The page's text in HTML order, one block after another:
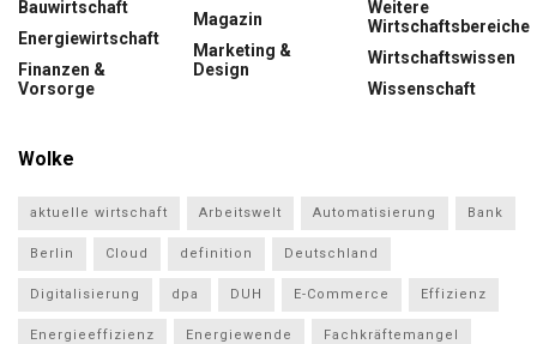
Bauwirtschaft
Energiewirtschaft
Finanzen &
Vorsorge
Magazin
Marketing &
Design
Weitere
Wirtschaftsbereiche
Wirtschaftswissen
Wissenschaft
Wolke
aktuelle wirtschaft Arbeitswelt Automatisierung Bank
Berlin Cloud definition Deutschland
Digitalisierung dpa DUH E-Commerce Effizienz
Energieeffizienz Energiewende Fachkräftemangel